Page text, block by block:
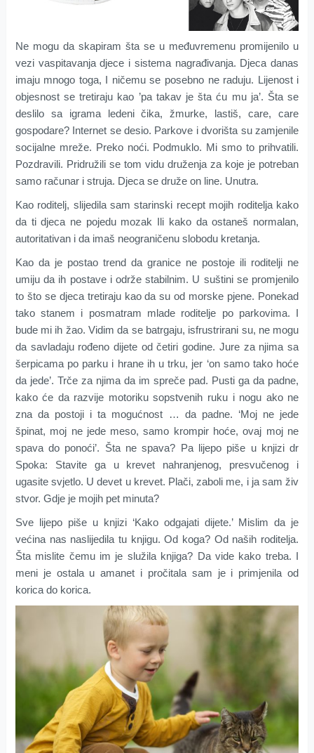
Ne mogu da skapiram šta se u međuvremenu promijenilo u
vezi vaspitavanja djece i sistema nagrađivanja. Djeca danas
imaju mnogo toga, I ničemu se posebno ne raduju. Lijenost i
objesnost se tretiraju kao ’pa takav je šta ću mu ja’. Šta se
deslilo sa igrama ledeni čika, žmurke, lastiš, care, care
gospodare? Internet se desio. Parkove i dvorišta su zamjenile
socijalne mreže. Preko noći. Podmuklo. Mi smo to prihvatili.
Pozdravili. Pridružili se tom vidu druženja za koje je potreban
samo računar i struja. Djeca se druže on line. Unutra.
Kao roditelj, slijedila sam starinski recept mojih roditelja kako
da ti djeca ne pojedu mozak Ili kako da ostaneš normalan,
autoritativan i da imaš neograničenu slobodu kretanja.
Kao da je postao trend da granice ne postoje ili roditelji ne
umiju da ih postave i održe stabilnim. U suštini se promjenilo
to što se djeca tretiraju kao da su od morske pjene. Ponekad
tako stanem i posmatram mlade roditelje po parkovima. I
bude mi ih žao. Vidim da se batrgaju, isfrustrirani su, ne mogu
da savladaju rođeno dijete od četiri godine. Jure za njima sa
šerpicama po parku i hrane ih u trku, jer ‘on samo tako hoće
da jede’. Trče za njima da im spreče pad. Pusti ga da padne,
kako će da razvije motoriku sopstvenih ruku i nogu ako ne
zna da postoji i ta mogućnost … da padne. ‘Moj ne jede
špinat, moj ne jede meso, samo krompir hoće, ovaj moj ne
spava do ponoći’. Šta ne spava? Pa lijepo piše u knjizi dr
Spoka: Stavite ga u krevet nahranjenog, presvučenog i
ugasite svjetlo. U devet u krevet. Plači, zaboli me, i ja sam živ
stvor. Gdje je mojih pet minuta?
Sve lijepo piše u knjizi ‘Kako odgajati dijete.’ Mislim da je
većina nas naslijedila tu knjigu. Od koga? Od naših roditelja.
Šta mislite čemu im je služila knjiga? Da vide kako treba. I
meni je ostala u amanet i pročitala sam je i primjenila od
korica do korica.